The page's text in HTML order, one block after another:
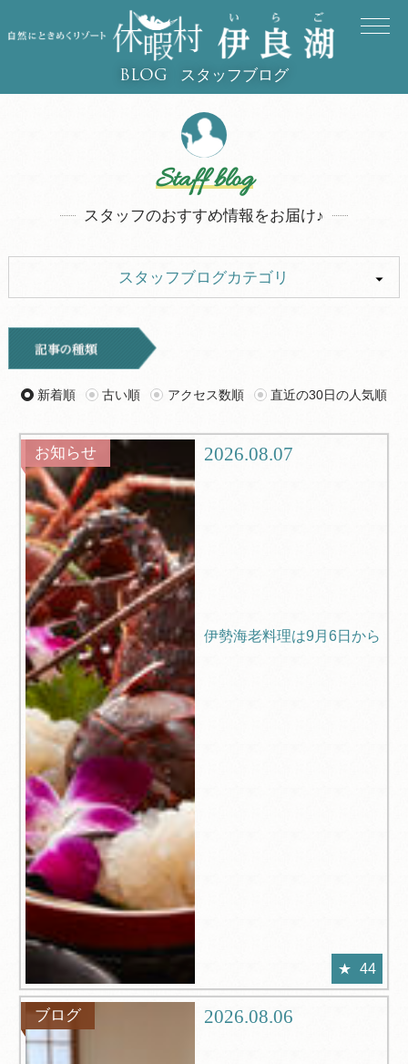
BLOG スタッフブログ
Staff blog
スタッフのおすすめ情報をお届け♪
スタッフブログカテゴリ
キャンプ
旅行記 ツアー
グルメ
ブログ
新着順 古い順 アクセス数順 直近の30日の人気順
お知らせ 2026.08.07
伊勢海老料理は9月6日から
44
ブログ 2026.08.06